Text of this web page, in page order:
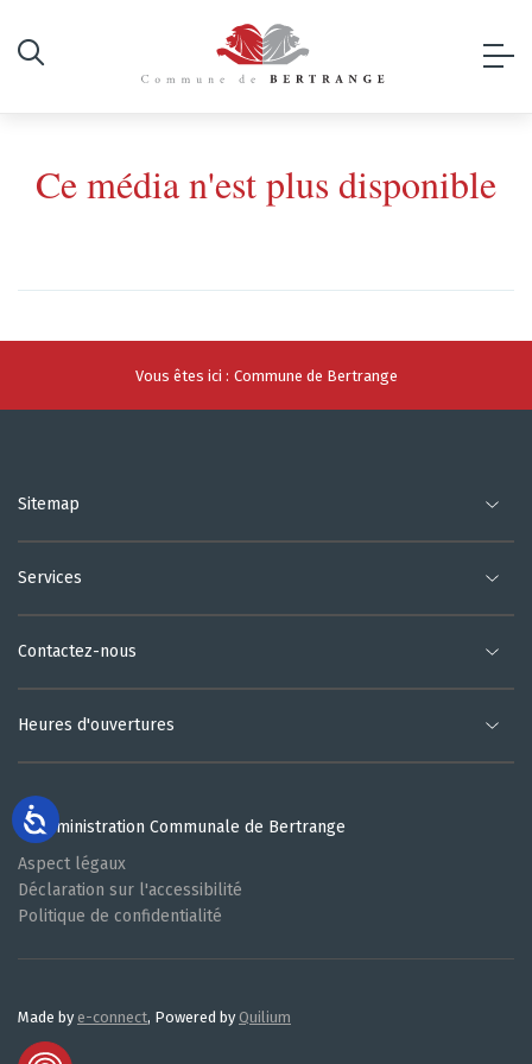
Ce média n'est plus disponible
Vous êtes ici : Commune de Bertrange
Sitemap
Services
Contactez-nous
Heures d'ouvertures
© Administration Communale de Bertrange
Aspect légaux
Déclaration sur l'accessibilité
Politique de confidentialité
Made by e-connect, Powered by Quilium